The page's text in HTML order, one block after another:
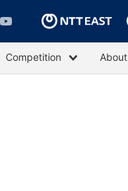
Competition About